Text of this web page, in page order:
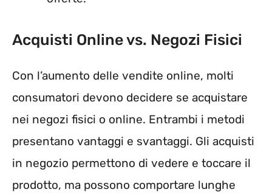
Acquisti Online vs. Negozi Fisici
Con l’aumento delle vendite online, molti
consumatori devono decidere se acquistare
nei negozi fisici o online. Entrambi i metodi
presentano vantaggi e svantaggi. Gli acquisti
in negozio permettono di vedere e toccare il
prodotto, ma possono comportare lunghe